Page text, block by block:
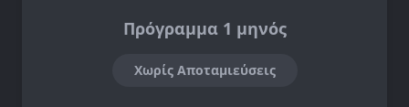
Πρόγραμμα 1 μηνός
Χωρίς Αποταμιεύσεις